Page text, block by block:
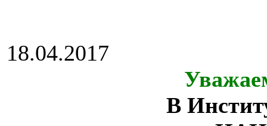
18.04.2017
В